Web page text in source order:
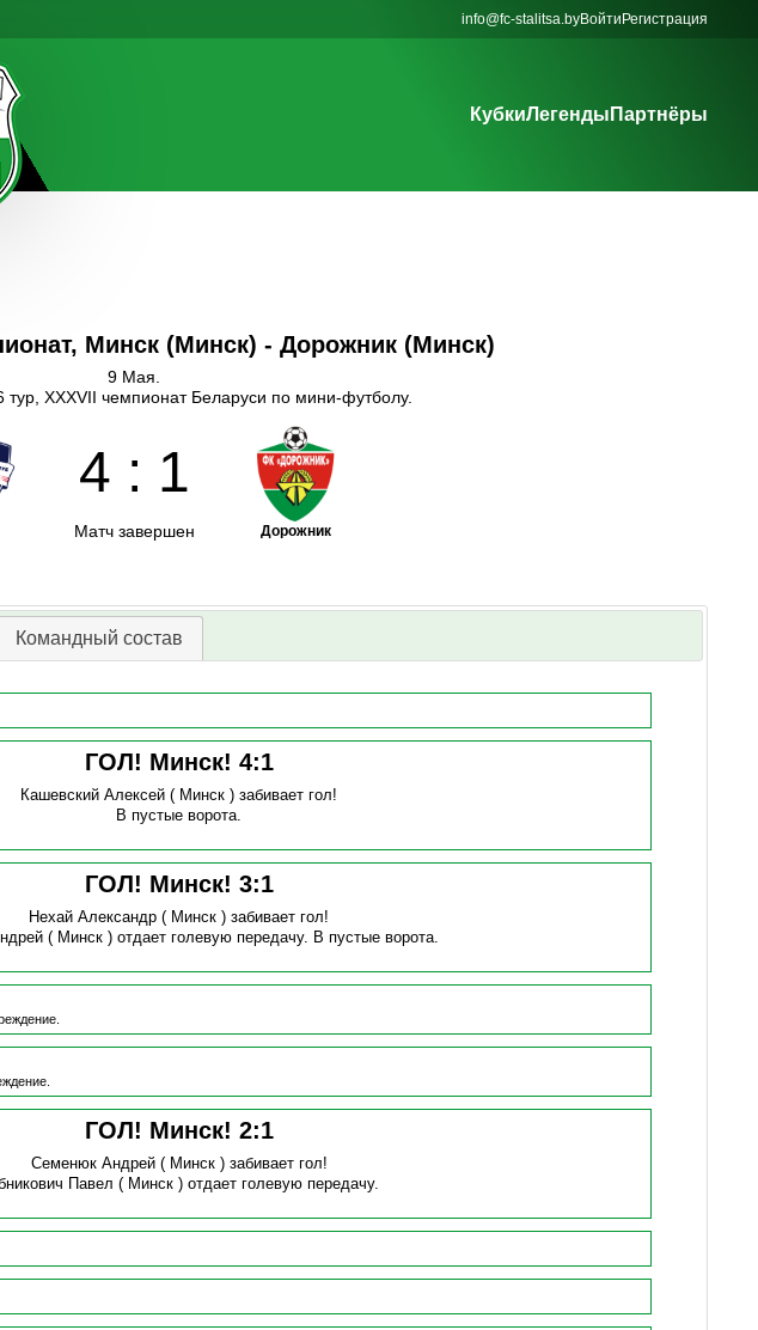
info@fc-stalitsa.byВойти Регистрация
КубкиЛегенды Партнёры
Минск (Минск) - Дорожник (Минск)
9 Мая.
тур, XXXVII чемпионат Беларуси по мини-футболу.
4 : 1
Матч завершен Дорожник
Командный состав
ГОЛ! Минск! 4:1
Кашевский Алексей ( Минск )забивает гол!
В пустые ворота.
ГОЛ! Минск! 3:1
Нехай Александр ( Минск )забивает гол!
( Минск )отдает голевую передачу. В пустые ворота.
ГОЛ! Минск! 2:1
Семенюк Андрей( Минск ) забивает гол!
Павел ( Минск )отдает голевую передачу.